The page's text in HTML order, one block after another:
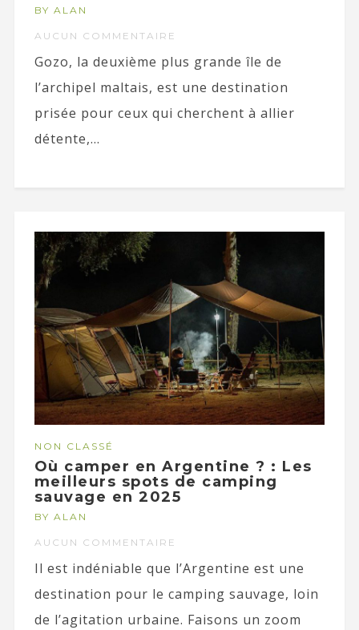
BY ALAN
AUCUN COMMENTAIRE
Gozo, la deuxième plus grande île de
l’archipel maltais, est une destination
prisée pour ceux qui cherchent à allier
détente,...
NON CLASSÉ
Où camper en Argentine ? : Les
meilleurs spots de camping
sauvage en 2025
BY ALAN
AUCUN COMMENTAIRE
Il est indéniable que l’Argentine est une
destination pour le camping sauvage, loin
de l’agitation urbaine. Faisons un zoom